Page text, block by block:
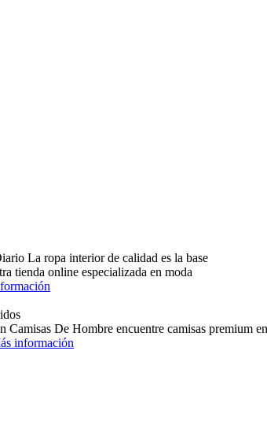
La ropa interior de calidad es la base
tienda online especializada en moda
Camisas De Hombre encuentre camisas
información